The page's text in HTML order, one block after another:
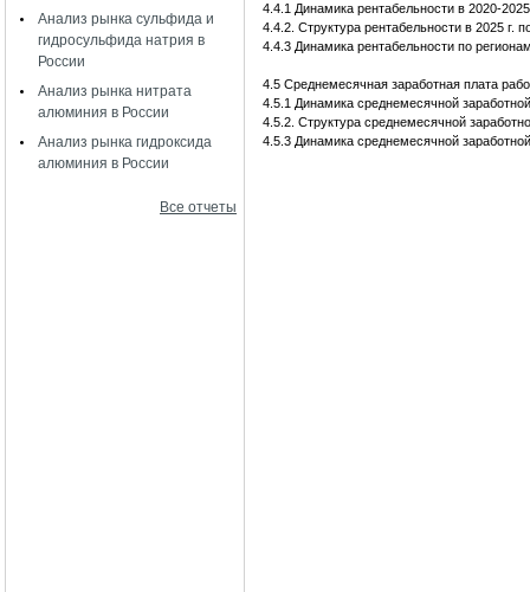
Анализ рынка сульфида и
гидросульфида натрия в
России
Анализ рынка нитрата
алюминия в России
Анализ рынка гидроксида
алюминия в России
Все отчеты
4.4.1 Динамика рентабельности в 2020-2025
4.4.2. Структура рентабельности в 2025 г.
4.4.3 Динамика рентабельности по
4.5 Среднемесячная заработная плата
4.5.1 Динамика среднемесячной
4.5.2. Структура среднемесячной
4.5.3 Динамика среднемесячной